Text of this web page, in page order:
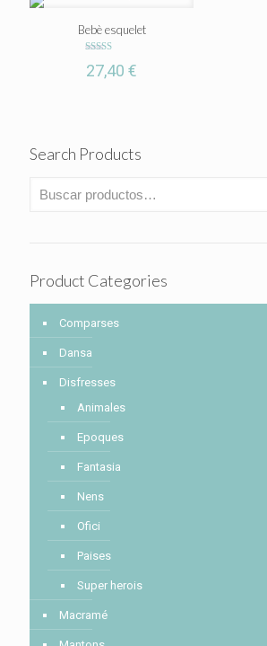
Bebè esquelet
con
5.00
27,40€
Search Products
Product Categories
Comparses
Dansa
Disfresses
Animales
Epoques
Fantasia
Nens
Ofici
Paises
Super herois
Macramé